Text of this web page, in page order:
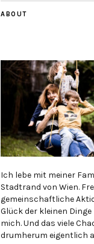
ABOUT
Ich lebe mit meiner
Stadtrand von Wien.
gemeinschaftliche
Glück der kleinen Dinge
mich. Und das viele
drumherum eigentlich